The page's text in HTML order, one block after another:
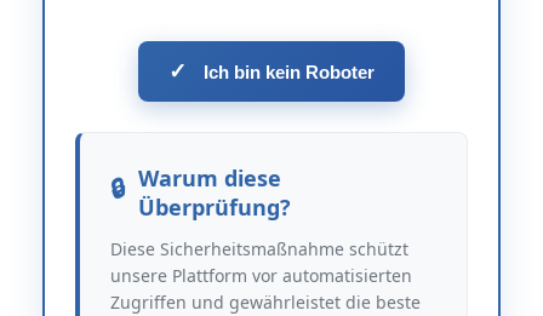
✓ Ich bin kein Roboter
Warum diese
Überprüfung?
Diese Sicherheitsmaßnahme schützt
unsere Plattform vor automatisierten
Zugriffen und gewährleistet die beste